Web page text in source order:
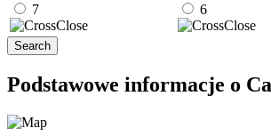
7
Close
6
Close
Search
Podstawowe informacje o